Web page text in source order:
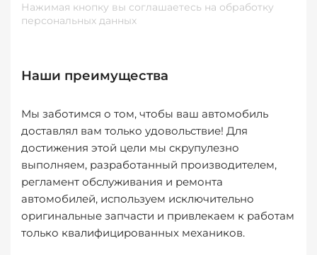
Нажимая кнопку вы соглашаетесь на обработку
персональных данных
Наши преимущества
Мы заботимся о том, чтобы ваш автомобиль
доставлял вам только удовольствие! Для
достижения этой цели мы скрупулезно
выполняем, разработанный производителем,
регламент обслуживания и ремонта
автомобилей, используем исключительно
оригинальные запчасти и привлекаем к работам
только квалифицированных механиков.